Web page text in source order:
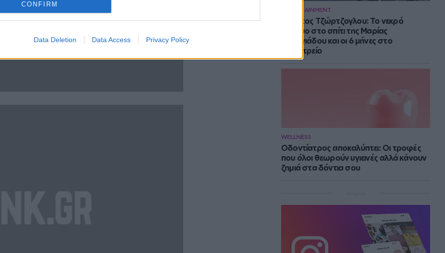
CONFIRM
Data Deletion Data Access Privacy Policy
ENTERTAINMENT
Στράτος Τζώρτζογλου: Το νεκρό
έμβρυο στο σπίτι της Μαρίας
Γεωργιάδου και οι 6 μήνες στο
ψυχιατρείο
WELLNESS
Οδοντίατρος αποκαλύπτει: Οι τροφές
που όλοι θεωρούν υγιεινές αλλά κάνουν
ζημιά στα δόντια σου